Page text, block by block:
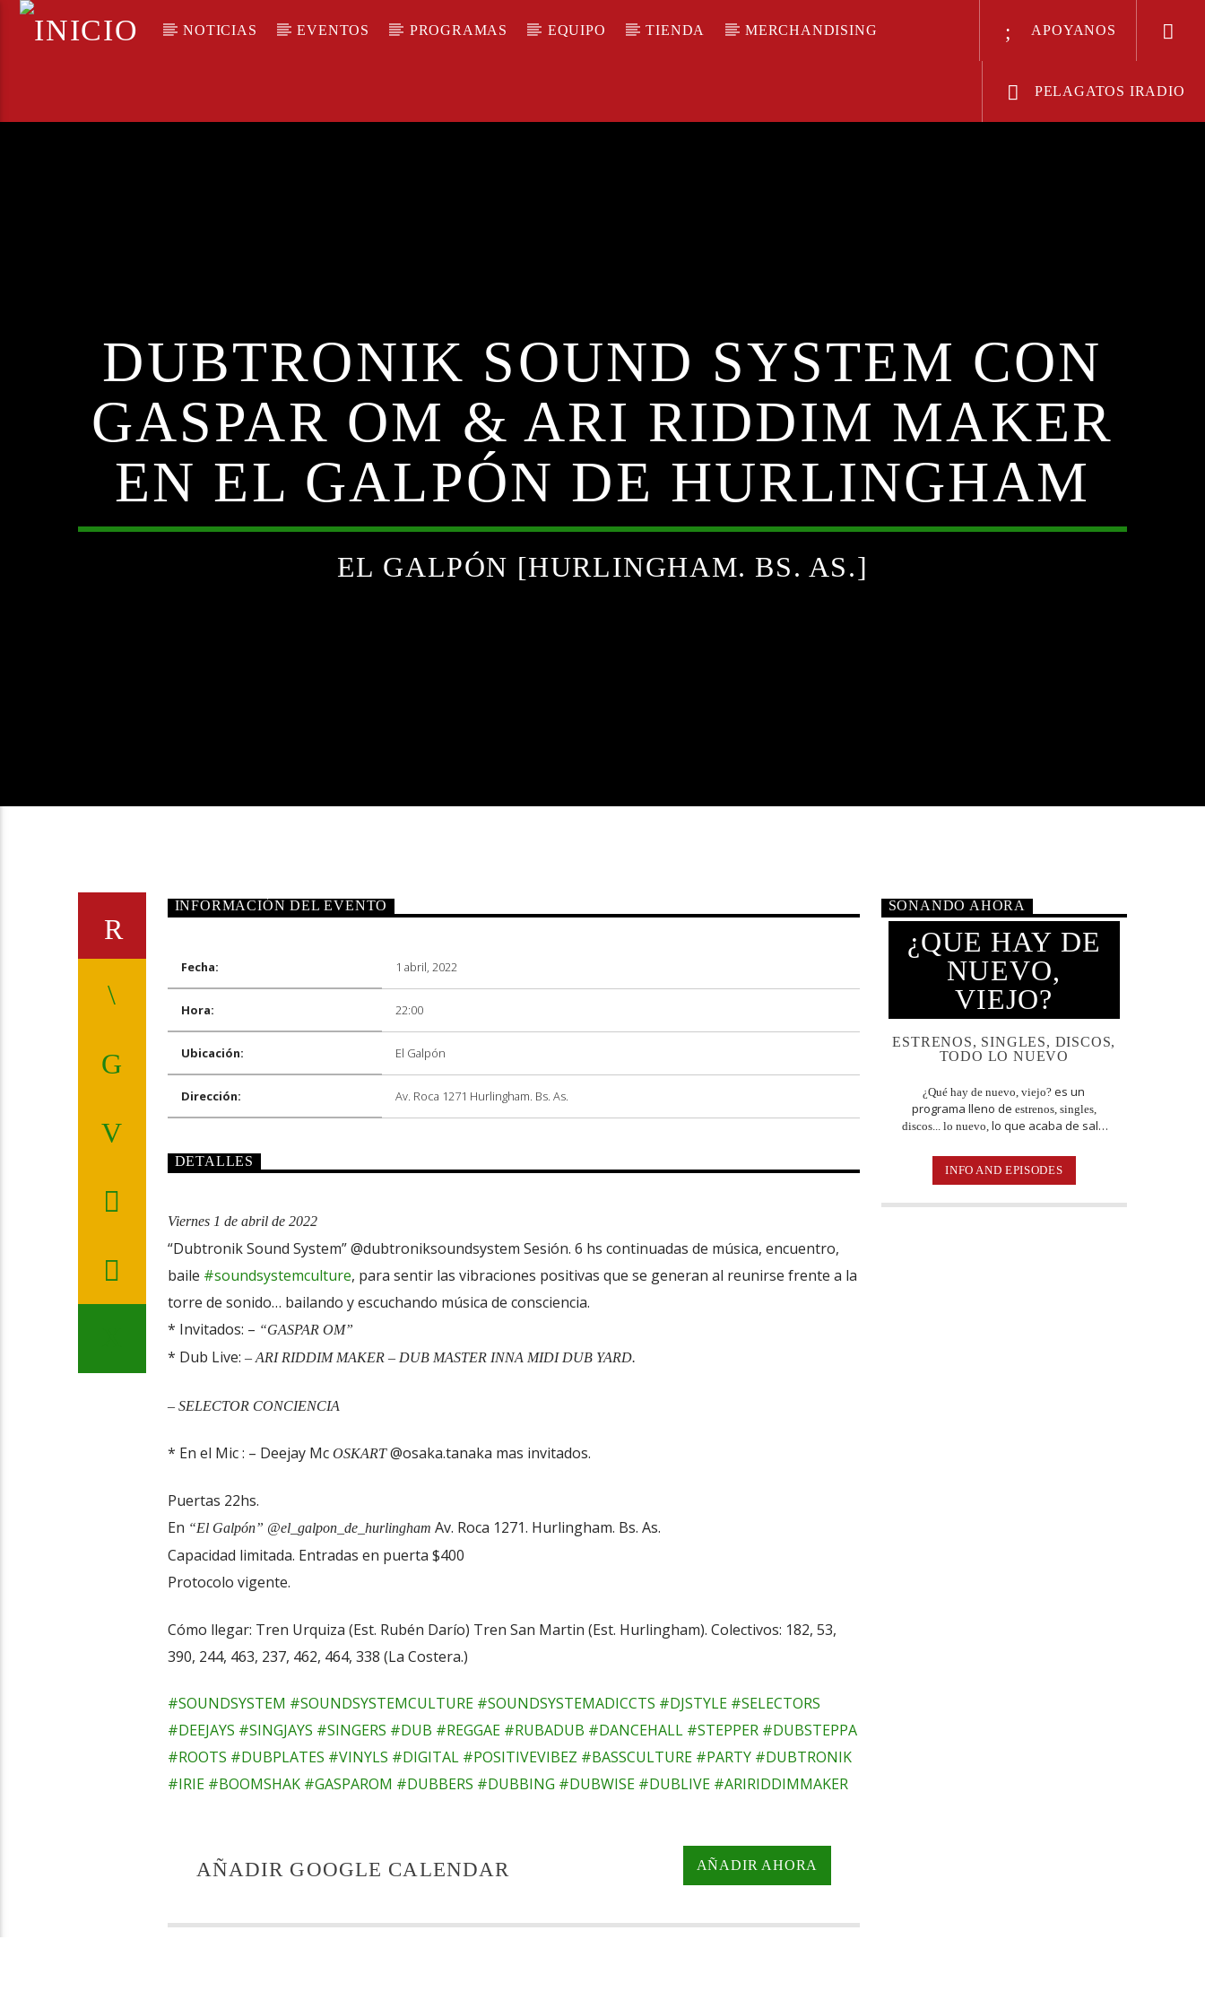
NOTICIAS EVENTOS PROGRAMAS EQUIPO TIENDA MERCHANDISING APOYANOS
PELAGATOS IRADIO
DUBTRONIK SOUND SYSTEM CON
GASPAR OM & ARI RIDDIM MAKER
EN EL GALPÓN DE HURLINGHAM
EL GALPÓN [HURLINGHAM. BS. AS.]
INFORMACIÓN DEL EVENTO
Fecha: 1 abril, 2022
Hora: 22:00
Ubicación: El Galpón
Dirección: Av. Roca 1271 Hurlingham. Bs. As.
DETALLES
Viernes 1 de abril de 2022
“Dubtronik Sound System” @dubtroniksoundsystem Sesión. 6 hs continuadas de música, encuentro,
baile #soundsystemculture, para sentir las vibraciones positivas que se generan al reunirse frente a la
torre de sonido… bailando y escuchando música de consciencia.
* Invitados: – “GASPAR OM”
* Dub Live: – ARI RIDDIM MAKER – DUB MASTER INNA MIDI DUB YARD.
– SELECTOR CONCIENCIA
* En el Mic : – Deejay Mc OSKART@osaka.tanaka mas invitados.
Puertas 22hs.
En “El Galpón” @el_galpon_de_hurlingham Av. Roca 1271. Hurlingham. Bs. As.
Capacidad limitada. Entradas en puerta $400
Protocolo vigente.
Cómo llegar: Tren Urquiza (Est. Rubén Darío) Tren San Martin (Est. Hurlingham). Colectivos: 182, 53,
390, 244, 463, 237, 462, 464, 338 (La Costera.)
#SOUNDSYSTEM #SOUNDSYSTEMCULTURE #SOUNDSYSTEMADICCTS #DJSTYLE #SELECTORS
#DEEJAYS #SINGJAYS #SINGERS #DUB #REGGAE #RUBADUB #DANCEHALL #STEPPER #DUBSTEPPA
#ROOTS #DUBPLATES #VINYLS #DIGITAL #POSITIVEVIBEZ #BASSCULTURE #PARTY #DUBTRONIK
#IRIE #BOOMSHAK #GASPAROM #DUBBERS #DUBBING #DUBWISE #DUBLIVE #ARIRIDDIMMAKER
AÑADIR GOOGLE CALENDAR AÑADIR AHORA
SONANDO AHORA
¿QUE HAY DE
NUEVO,
VIEJO?
ESTRENOS, SINGLES, DISCOS,
TODO LO NUEVO
¿Qué hay de nuevo, viejo? es un
programa lleno de estrenos, singles,
discos... lo nuevo, lo que acaba de salir
escuchas acá. Sin cortes y conducido
Bugs Bunny,el conejo de la suerte.
INFO AND EPISODES